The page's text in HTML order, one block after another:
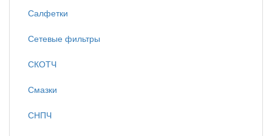
Салфетки
Сетевые фильтры
СКОТЧ
Смазки
СНПЧ